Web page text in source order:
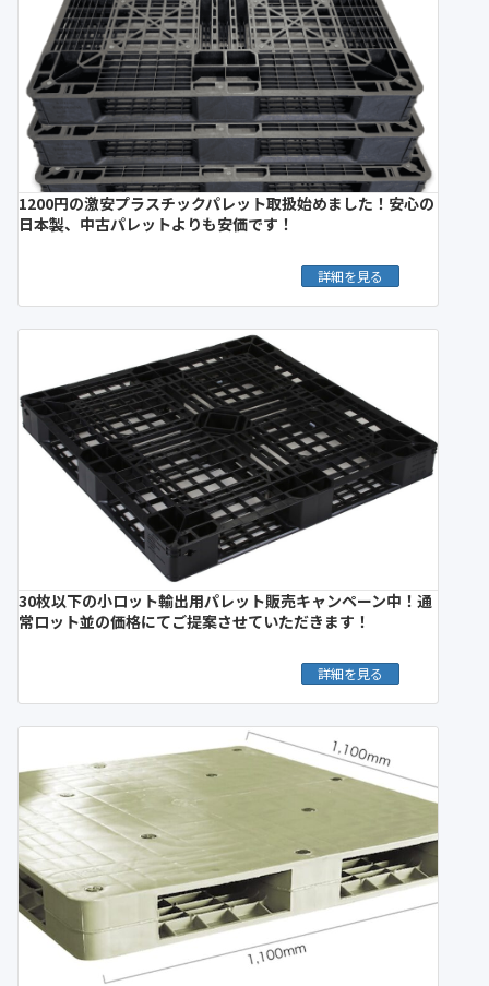
1200円の激安プラスチックパレット取扱始めました！安心の
日本製、中古パレットよりも安価です！
詳細を見る
30枚以下の小ロット輸出用パレット販売キャンペーン中！通
常ロット並の価格にてご提案させていただきます！
詳細を見る